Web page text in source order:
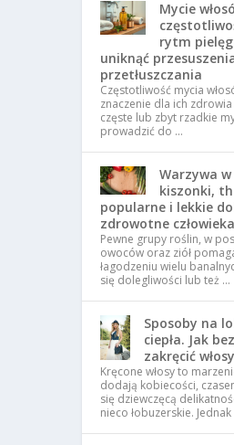
Mycie
rytm
uniknąć
przetłuszczania
Częstotliwość mycia
znaczenie dla ich
częste lub zbyt rzadkie
prowadzić do …
Warzywa
kiszonki,
popularne i lekkie
zdrowotne człowieka
Pewne grupy roślin, w
owoców oraz ziół
łagodzeniu wielu
się dolegliwości lub też …
Sposoby na
ciepła. Jak
zakręcić
Kręcone włosy to
dodają kobiecości,
się dziewczęcą
nieco łobuzerskie.